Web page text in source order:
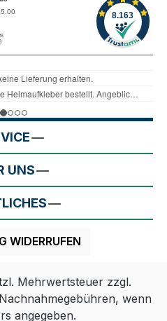
UNS
WIDERRUFEN
Mehrwertsteuer zzgl.
wenn
angegeben.